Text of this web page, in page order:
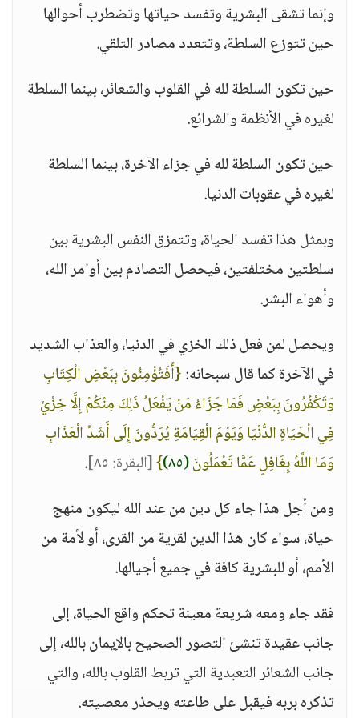
وإنما تشقى البشرية وتفسد حياتها وتضطرب أحوالها
حين تتوزع السلطة، وتتعدد مصادر التلقي.
حين تكون السلطة لله في القلوب والشعائر، بينما السلطة
لغيره في الأنظمة والشرائع.
حين تكون السلطة لله في جزاء الآخرة، بينما السلطة
لغيره في عقوبات الدنيا.
وبمثل هذا تفسد الحياة، وتتمزق النفس البشرية بين
سلطتين مختلفتين، فيحصل التصادم بين أوامر الله،
وأهواء البشر.
ويحصل لمن فعل ذلك الخزي في الدنيا، والعذاب الشديد
في الآخرة كما قال سبحانه:{أَفَتُؤْمِنُونَ بِبَعْضِ الْكِتَابِ
وَتَكْفُرُونَ بِبَعْضٍ فَمَا جَزَاءُ مَنْ يَفْعَلُ ذَلِكَ مِنْكُمْ إِلَّا خِزْيٌ
فِي الْحَيَاةِ الدُّنْيَا وَيَوْمَ الْقِيَامَةِ يُرَدُّونَ إِلَى أَشَدِّ الْعَذَابِ
وَمَا اللَّهُ بِغَافِلٍ عَمَّا تَعْمَلُونَ(٨٥) }[البقرة: ٨٥]
.
ومن أجل هذا جاء كل دين من عند الله ليكون منهج
حياة، سواء كان هذا الدين لقرية من القرى، أو لأمة من
الأمم، أو للبشرية كافة في جميع أجيالها.
فقد جاء ومعه شريعة معينة تحكم واقع الحياة، إلى
جانب عقيدة تنشئ التصور الصحيح بالإيمان بالله، إلى
جانب الشعائر التعبدية التي تربط القلوب بالله، والتي
تذكره بربه فيقبل على طاعته ويحذر معصيته.